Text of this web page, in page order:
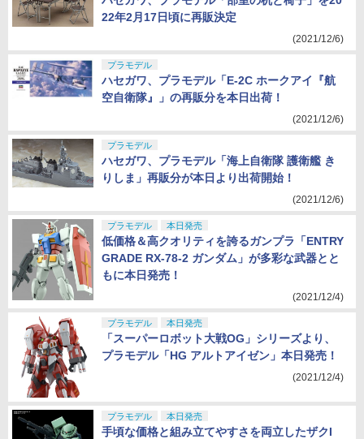
22年2月17日頃に再販決定
(2021/12/6)
プラモデル
ハセガワ、プラモデル「E-2C ホークアイ『航
空自衛隊』」の再販分を本日出荷！
(2021/12/6)
プラモデル
ハセガワ、プラモデル「海上自衛隊 護衛艦 き
りしま」再販分が本日より出荷開始！
(2021/12/6)
プラモデル 本日発売
低価格＆高クオリティを誇るガンプラ「ENTRY
GRADE RX-78-2 ガンダム」が多彩な武器とと
もに本日発売！
(2021/12/4)
プラモデル 本日発売
「スーパーロボット大戦OG」シリーズより、
プラモデル「HG アルトアイゼン」本日発売！
(2021/12/4)
プラモデル 本日発売
手頃な価格と組み立てやすさを両立したザクI